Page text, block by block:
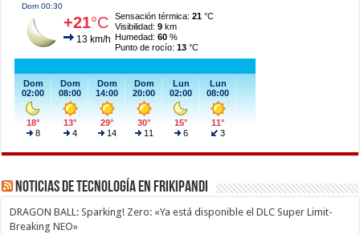
Noticias de Tecnología en Frikipandi
DRAGON BALL: Sparking! Zero: «Ya está disponible el DLC Super Limit-
Breaking NEO»